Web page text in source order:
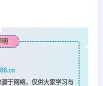
明
于网络，仅供大家学习与